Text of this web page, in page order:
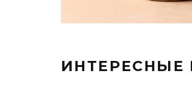
ИНТЕРЕСНЫЕ